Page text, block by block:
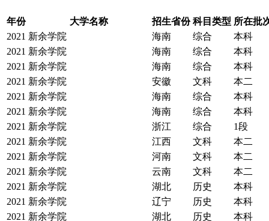
年份 大学名称 招生省份 科目类型 所在批
2021 新余学院 海南 综合
本科
2021 新余学院 海南 综合
本科
2021 新余学院 海南 综合
本科
2021 新余学院 安徽 文科
本二
2021 新余学院 海南 综合
本科
2021 新余学院 海南 综合
本科
2021 新余学院 浙江 综合
1段
2021 新余学院 江西 文科
本二
2021 新余学院 河南 文科
本二
2021 新余学院 云南 文科
本二
2021 新余学院 湖北 历史
本科
2021 新余学院 辽宁 历史
本科
2021 新余学院 湖北 历史
本科